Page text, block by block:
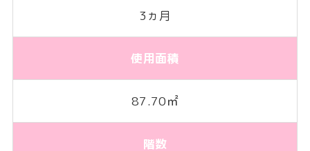
3ヵ月
使用面積
87.70㎡
階数